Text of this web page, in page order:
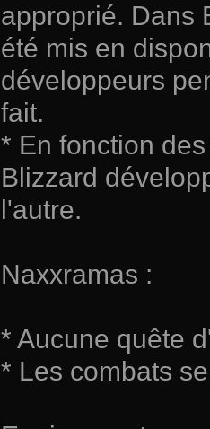
approprié. Dans
été mis en
développeurs
fait.
* En fonction
Blizzard
l'autre.
Naxxramas :
* Aucune quête
* Les combats